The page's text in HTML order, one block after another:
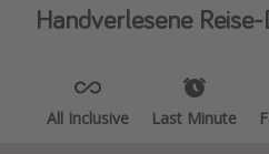
Handverlesene
All Inclusive Last Minute